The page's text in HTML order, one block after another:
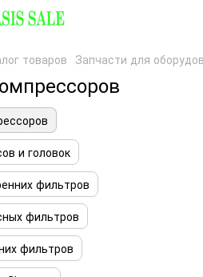
товаров Запчасти для
и головок
фильтров
фильтров
фильтров